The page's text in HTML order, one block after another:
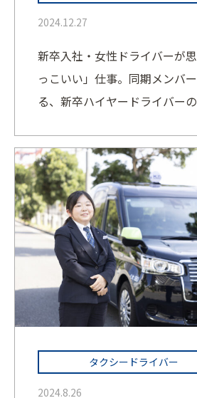
2024.12.27
新卒入社・女性ドライバーが
っこいい」仕事。同期メンバ
る、新卒ハイヤードライバーの
タクシードライバー
2024.8.26